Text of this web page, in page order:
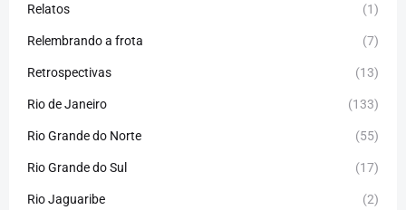
Relatos (1)
Relembrando a frota (7)
Retrospectivas (13)
Rio de Janeiro (133)
Rio Grande do Norte (55)
Rio Grande do Sul (17)
Rio Jaguaribe (2)